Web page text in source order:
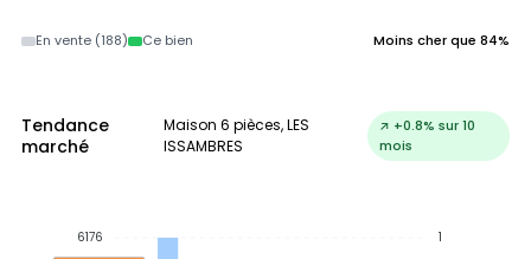
En vente (188) Ce bien Moins cher que 84%
Tendance
marché
Maison 6 pièces, LES
ISSAMBRES
↗ +0.8% sur 10
mois
1
6176